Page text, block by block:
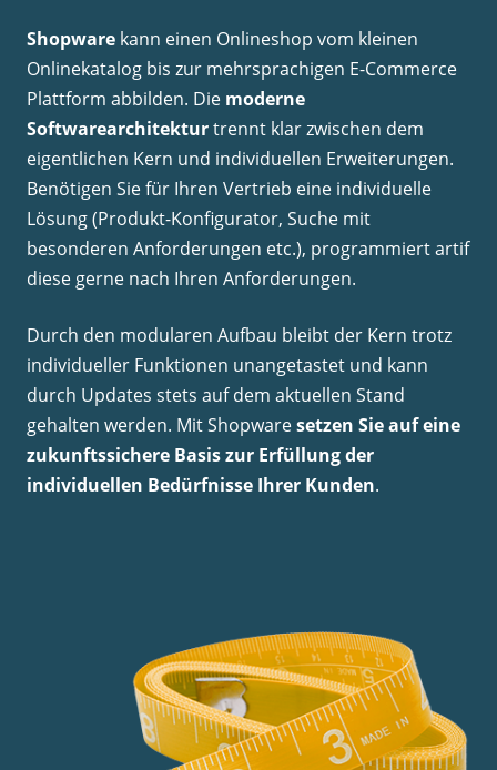
Shopware kann einen Onlineshop vom kleinen
Onlinekatalog bis zur mehrsprachigen E-Commerce
Plattform abbilden. Die moderne
Softwarearchitekturtrennt klar zwischen dem
eigentlichen Kern und individuellen Erweiterungen.
Benötigen Sie für Ihren Vertrieb eine individuelle
Lösung (Produkt-Konfigurator, Suche mit
besonderen Anforderungen etc.), programmiert artif
diese gerne nach Ihren Anforderungen.
Durch den modularen Aufbau bleibt der Kern trotz
individueller Funktionen unangetastet und kann
durch Updates stets auf dem aktuellen Stand
gehalten werden. Mit Shopwaresetzen Sie auf eine
zukunftssichere Basis zur Erfüllung der
individuellen Bedürfnisse Ihrer Kunden.